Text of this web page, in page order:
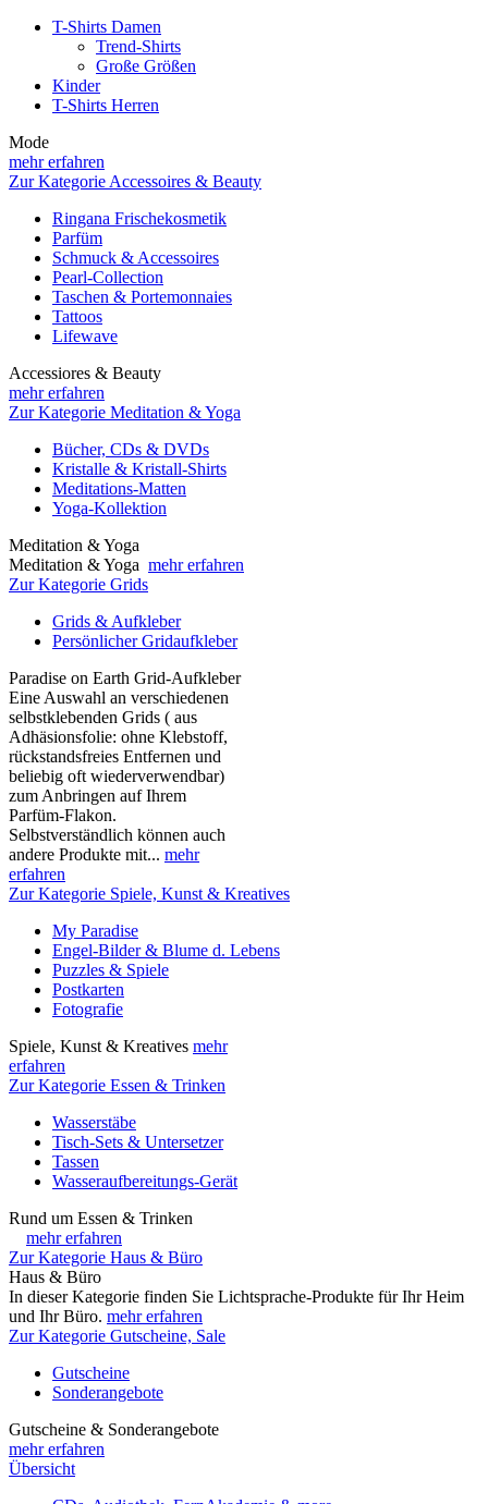
T-Shirts Damen
Trend-Shirts
Große Größen
Kinder
T-Shirts Herren
Mode
mehr erfahren
Zur Kategorie Accessoires & Beauty
Ringana Frischekosmetik
Parfüm
Schmuck & Accessoires
Pearl-Collection
Taschen & Portemonnaies
Tattoos
Lifewave
Accessiores & Beauty
mehr erfahren
Zur Kategorie Meditation & Yoga
Bücher, CDs & DVDs
Kristalle & Kristall-Shirts
Meditations-Matten
Yoga-Kollektion
Meditation & Yoga
Meditation & Yoga mehr erfahren
Zur Kategorie Grids
Grids & Aufkleber
Persönlicher Gridaufkleber
Paradise on Earth Grid-Aufkleber
Eine Auswahl an verschiedenen
selbstklebenden Grids ( aus
Adhäsionsfolie: ohne Klebstoff,
rückstandsfreies Entfernen und
beliebig oft wiederverwendbar)
zum Anbringen auf Ihrem
Parfüm-Flakon.
Selbstverständlich können auch
andere Produkte mit... mehr
erfahren
Zur Kategorie Spiele, Kunst & Kreatives
My Paradise
Engel-Bilder & Blume d. Lebens
Puzzles & Spiele
Postkarten
Fotografie
Spiele, Kunst & Kreatives mehr
erfahren
Zur Kategorie Essen & Trinken
Wasserstäbe
Tisch-Sets & Untersetzer
Tassen
Wasseraufbereitungs-Gerät
Rund um Essen & Trinken
mehr erfahren
Zur Kategorie Haus & Büro
Haus & Büro
In dieser Kategorie finden Sie Lichtsprache-Produkte für Ihr Heim
und Ihr Büro. mehr erfahren
Zur Kategorie Gutscheine, Sale
Gutscheine
Sonderangebote
Gutscheine & Sonderangebote
mehr erfahren
Übersicht